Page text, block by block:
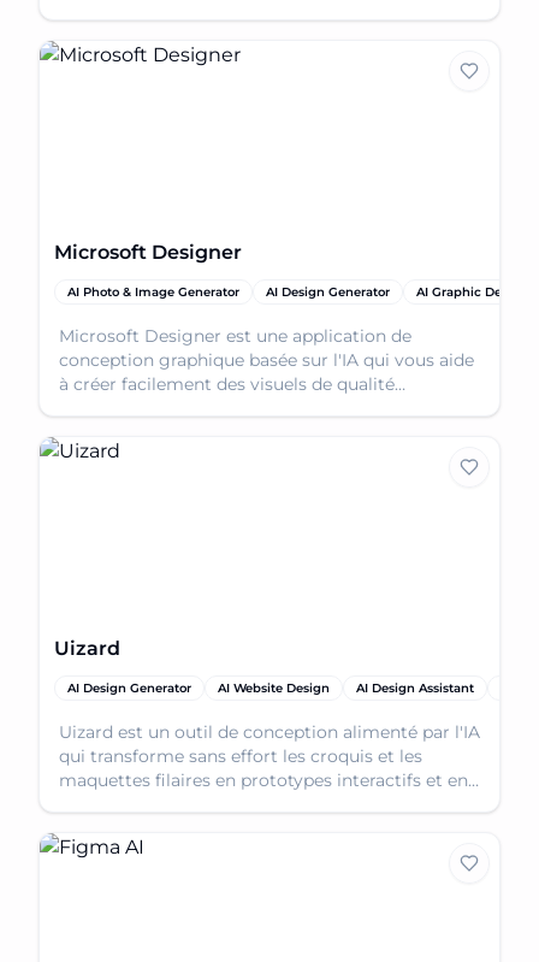
Microsoft Designer
AI Photo & Image Generator AI Design Generator AI Graphic Design
Microsoft Designer est une application de
conception graphique basée sur l'IA qui vous aide
à créer facilement des visuels de qualité
Uizard
AI Design Generator AI Website Design AI Design Assistant
Uizard est un outil de conception alimenté par l'IA
qui transforme sans effort les croquis et les
maquettes filaires en prototypes interactifs et en